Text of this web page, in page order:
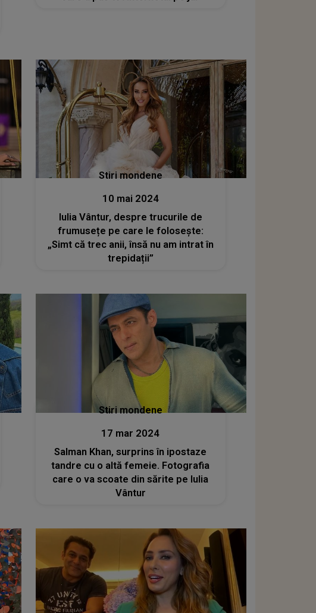
Stiri mondene
10 mai 2024
Iulia Vântur, despre trucurile de
frumusețe pe care le folosește:
„Simt că trec anii, însă nu am intrat în
trepidații”
Stiri mondene
17 mar 2024
Salman Khan, surprins în ipostaze
tandre cu o altă femeie. Fotografia
care o va scoate din sărite pe Iulia
Vântur